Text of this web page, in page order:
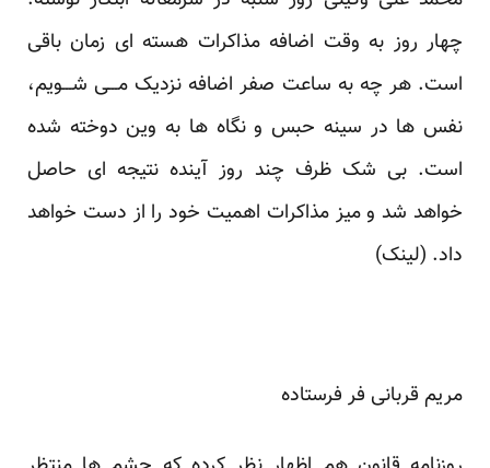
چهار روز به وقت اضافه مذاکرات هسته ای زمان باقی
است. هر چه به ساعت صفر اضافه نزدیک مـــی شـــویم،
نفس ها در سینه حبس و نگاه ها به وین دوخته شده
است. بی شک ظرف چند روز آینده نتیجه ای حاصل
خواهد شد و میز مذاکرات اهمیت خود را از دست خواهد
داد. (لینک)
مریم قربانی فر فرستاده